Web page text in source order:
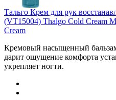
Тальго Крем для рук
(VT15004) Thalgo Cold Cream
Cream
Кремовый насыщенный
дарит ощущение комфорта
укрепляет ногти.